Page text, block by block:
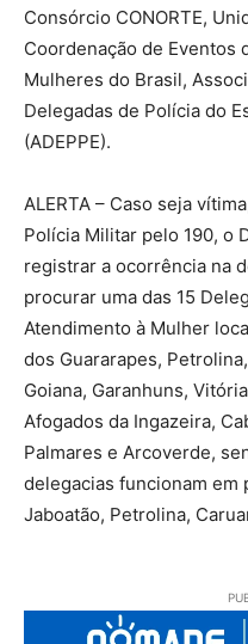
Consórcio CONORTE,
Coordenação de Eventos
Mulheres do Brasil,
Delegadas de Polícia do
(ADEPPE).
ALERTA – Caso seja
Polícia Militar pelo 190, o
registrar a ocorrência na
procurar uma das 15
Atendimento à Mulher
dos Guararapes,
Goiana, Garanhuns,
Afogados da Ingazeira,
Palmares e Arcoverde,
delegacias funcionam em
Jaboatão, Petrolina,